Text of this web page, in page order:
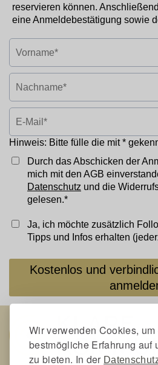
Wir verwenden Cookies,
bestmögliche Erfahrung auf
zu bieten. In der
reservieren können.
eine Anmeldebestätigung sowie
Hinweis: Bitte fülle die mit *
Durch das Abschicken der
mich mit den AGB
Datenschutz und die
gelesen.*
Ja, ich möchte zusätzlich
Tipps und Infos erhalten
Kostenlos und